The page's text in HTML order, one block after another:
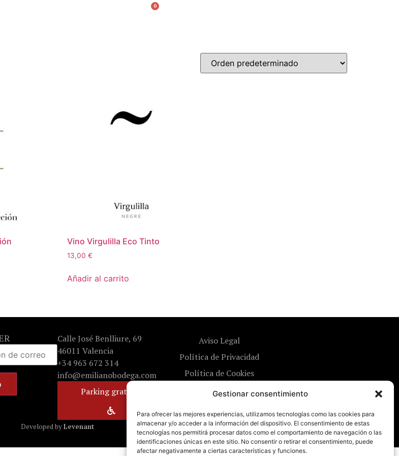
Gestionar consentimiento
Para ofrecer las mejores experiencias, utilizamos tecnologías como las cookies para
almacenar y/o acceder a la información del dispositivo. El consentimiento de estas
tecnologías nos permitirá procesar datos como el comportamiento de navegación o las
identificaciones únicas en este sitio. No consentir o retirar el consentimiento, puede
afectar negativamente a ciertas características y funciones.
0
Vino Virgulilla Eco Tinto
13,00€
Añadir al carrito
Calle José Benlliure, 69
46011 Valencia
+34 963 672 314
info@emilianobodega.com
Parking gratuito
Aviso Legal
Política de Privacidad
Política de Cookies
Developed byLevenant